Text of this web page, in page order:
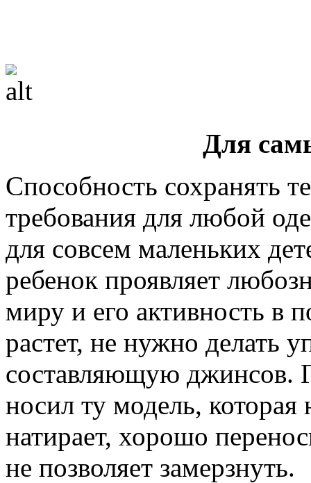
Для
Способность сохранять
требования для любой
для совсем маленьких
ребенок проявляет
миру и его активность в
растет, не нужно делать
составляющую джинсов.
носил ту модель, которая
натирает, хорошо
не позволяет замерзнуть.